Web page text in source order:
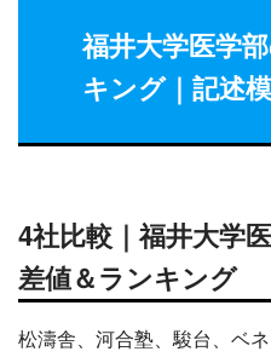
福井大学医学
キング｜記述
4社比較｜福井大学
差値＆ランキング
松濤舎、河合塾、駿台、ベ